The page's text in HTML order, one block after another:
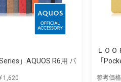
」AQUOS R6用 バ
1,620
ＬＯＯ
「
参考価